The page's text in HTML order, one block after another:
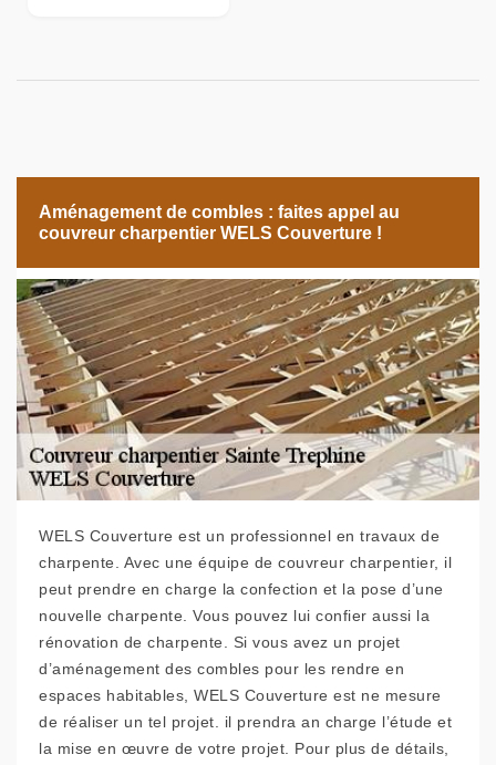
Aménagement de combles : faites appel au
couvreur charpentier WELS Couverture !
WELS Couverture est un professionnel en travaux de
charpente. Avec une équipe de couvreur charpentier, il
peut prendre en charge la confection et la pose d’une
nouvelle charpente. Vous pouvez lui confier aussi la
rénovation de charpente. Si vous avez un projet
d’aménagement des combles pour les rendre en
espaces habitables, WELS Couverture est ne mesure
de réaliser un tel projet. il prendra an charge l’étude et
la mise en œuvre de votre projet. Pour plus de détails,